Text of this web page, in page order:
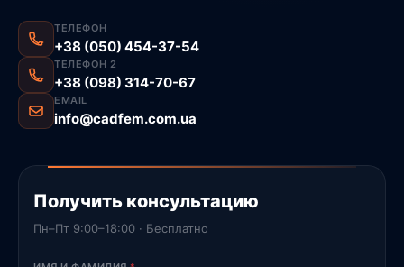
ТЕЛЕФОН
+38 (050) 454-37-54
ТЕЛЕФОН 2
+38 (098) 314-70-67
EMAIL
info@cadfem.com.ua
Получить консультацию
Пн–Пт 9:00–18:00 · Бесплатно